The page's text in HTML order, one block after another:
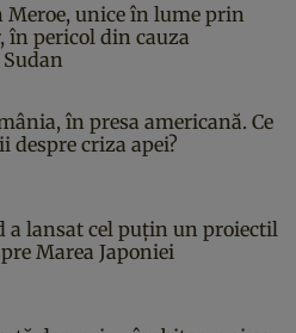
Meroe, unice în lume prin
în pericol din cauza
în presa americană. Ce
criza apei?
a lansat cel puțin un proiectil
Marea Japoniei